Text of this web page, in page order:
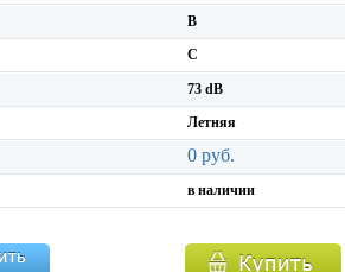
B
C
73 dB
Летняя
0 руб.
в наличии